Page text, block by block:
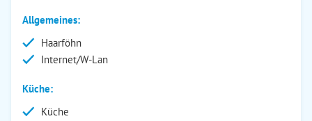
Allgemeines:
Haarföhn
Internet/W-Lan
Küche:
Küche